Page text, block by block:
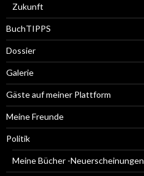
Zukunft
BuchTIPPS
Dossier
Galerie
Gäste auf meiner Plattform
Meine Freunde
Politik
Meine Bücher -Neuerscheinungen